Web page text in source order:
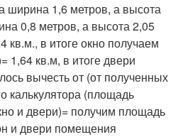
ширина 1,6 метров, а высота
0,8 метров, а высота 2,05
кв.м., в итоге окно получаем
1,64 кв.м, в итоге двери
вычесть от (от полученных
калькулятора (площадь
и двери)= получим площадь
и двери помещения